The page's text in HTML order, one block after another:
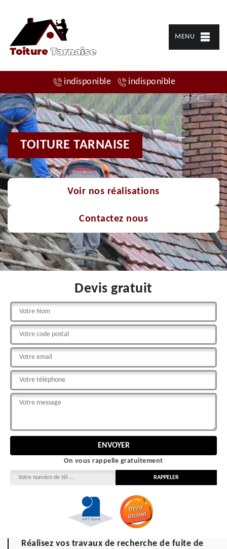
MENU
indisponible indisponible
TOITURE TARNAISE
Voir nos réalisations
Contactez nous
Devis gratuit
On vous rappelle gratuitement
Réalisez vos travaux de recherche de fuite de